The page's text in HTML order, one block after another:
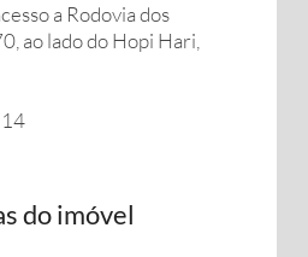
a Rodovia dos
ao lado do Hopi Hari,
do imóvel